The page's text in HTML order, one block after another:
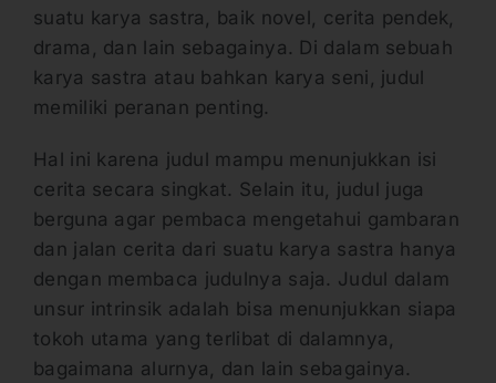
suatu karya sastra, baik novel, cerita pendek,
drama, dan lain sebagainya. Di dalam sebuah
karya sastra atau bahkan karya seni, judul
memiliki peranan penting.
Hal ini karena judul mampu menunjukkan isi
cerita secara singkat. Selain itu, judul juga
berguna agar pembaca mengetahui gambaran
dan jalan cerita dari suatu karya sastra hanya
dengan membaca judulnya saja. Judul dalam
unsur intrinsik adalah bisa menunjukkan siapa
tokoh utama yang terlibat di dalamnya,
bagaimana alurnya, dan lain sebagainya.